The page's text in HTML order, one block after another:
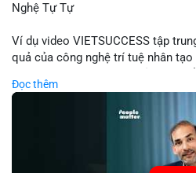
Nghệ Tự Tự
Ví dụ video VIETSUCCESS tập
quả của công nghệ trí tuệ nhân
đoán xu hướng thị trường, và tự
vực tài chính và crypto. Bài đăng
trong việc giảm thiểu sai lầm,
định dựa trên dữ liệu. Điều này
kỳ phát triển nhanh chóng của
Đọc thêm